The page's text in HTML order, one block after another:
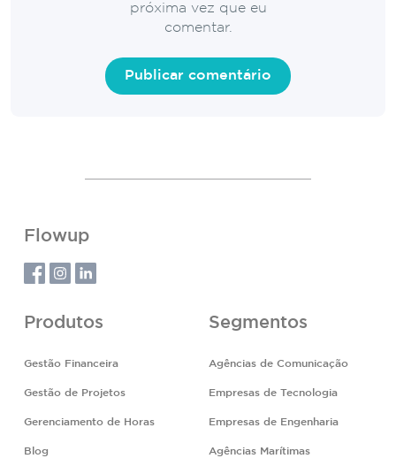
próxima vez que eu
comentar.
Flowup
Produtos
Gestão Financeira
Gestão de Projetos
Gerenciamento de Horas
Blog
Segmentos
Agências de Comunicação
Empresas de Tecnologia
Empresas de Engenharia
Agências Marítimas